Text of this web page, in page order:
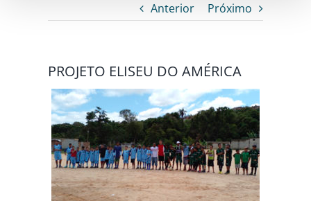
Anterior Próximo
PROJETO ELISEU DO AMÉRICA